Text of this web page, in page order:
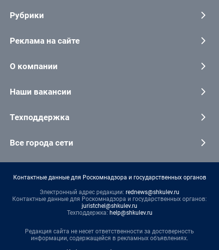
Рубрики
Реклама на сайте
О компании
Наши вакансии
Техподдержка
Все города сети
Контактные данные для Роскомнадзора и государственных органов
Электронный адрес редакции: rednews@shkulev.ru
Контактные данные для Роскомнадзора и государственных органов:
juristchel@shkulev.ru
Техподдержка: help@shkulev.ru
Редакция сайта не несет ответственности за достоверность
информации, содержащейся в рекламных объявлениях.